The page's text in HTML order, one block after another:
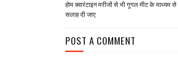
होम क्वारंटाइन मरीजों से भी गूगल मीट के माध्यम
सलाह दी जाए
POST A COMMENT